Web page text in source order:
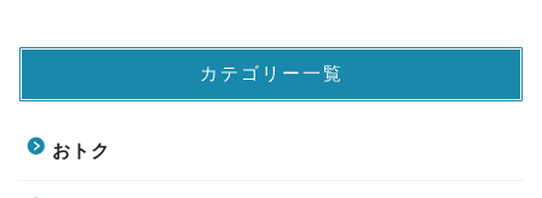
カテゴリー一覧
おトク